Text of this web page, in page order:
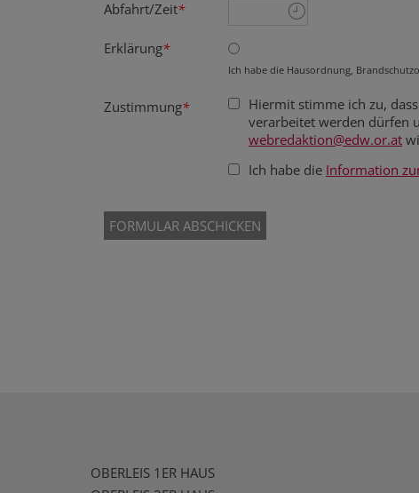
Abfahrt/Zeit*
Erklärung*
Ich habe die Hausordnung,
Zustimmung* Hiermit stimme ich zu,
webredaktion@edw.or.at
Ich habe die Information
OBERLEIS 1ER HAUS